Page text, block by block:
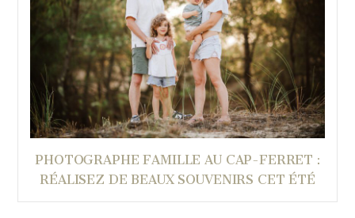
PHOTOGRAPHE FAMILLE AU CAP-FERRET :
RÉALISEZ DE BEAUX SOUVENIRS CET ÉTÉ